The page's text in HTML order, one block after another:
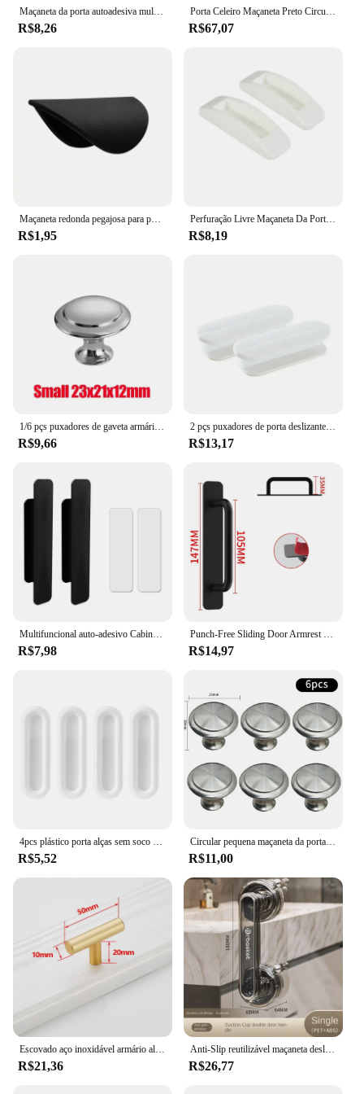
Maçaneta da porta autoadesiva multifuncional janela armário gaveta alças organizador aberto maçaneta da porta deslizante dispositivo auxiliar
R$8,26
Porta Celeiro Maçaneta Preto Circular Dupla Face Porta De Madeira Americana Interior Porta Deslizante Porta Móvel Maçaneta Tudo Preto Reforçado
R$67,07
Maçaneta redonda pegajosa para porta, sem costura, para armários, gavetas, guarda-roupas, varanda, ferramenta deslizante de vidro
R$1,95
Perfuração Livre Maçaneta Da Porta, Gabinete Handle, Wardrobe Handle, Janela Handle, Deslizante Gaveta, Geladeira, 4 pcs
R$8,19
R$9,66
2 pçs puxadores de porta deslizante puxadores de móveis auto-adesivo multi-purpose armário de plástico guarda-roupa puxa varanda portão puxa de vidro
R$13,17
R$7,98 R$14,97
R$5,52
Circular pequena maçaneta da porta armário de aço inoxidável metal único furo guarda-roupa sapato gaveta ferragem moderno luxuoso minimalista
R$11,00
R$21,36
Anti-Slip reutilizável maçaneta deslizante, ventosa à prova d'água, alça removível do armário do banheiro, novo
R$26,77